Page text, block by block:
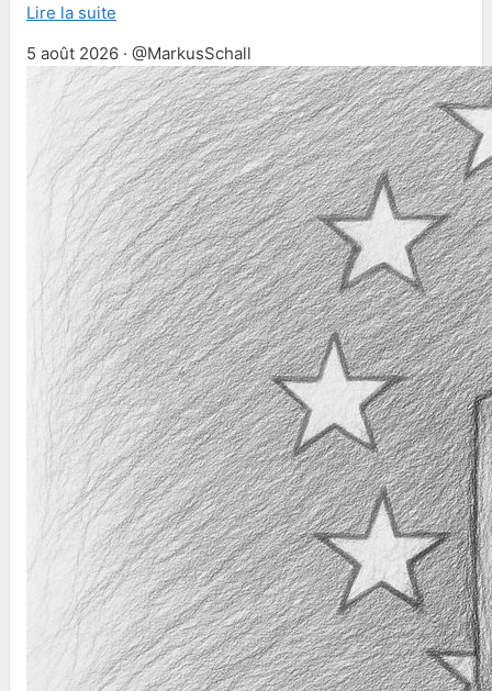
Lire la suite
5 août 2026 · @MarkusSchall